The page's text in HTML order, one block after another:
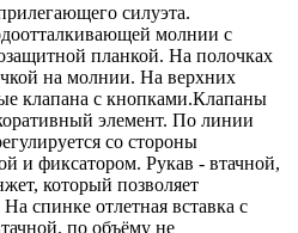
силуэта.
молнии с
планкой. На полочках
на молнии. На верхних
клапана с кнопками.Клапаны
элемент. По линии
со стороны
и фиксатором. Рукав - втачной,
который позволяет
спинке отлетная вставка с
по объёму не